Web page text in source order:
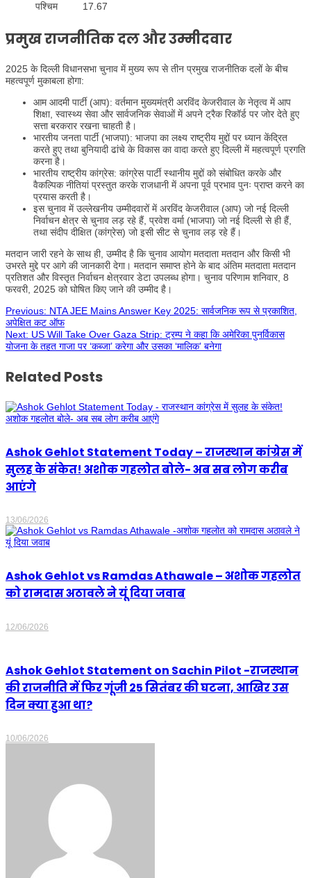
पश्चिम
17.67
प्रमुख राजनीतिक दल और उम्मीदवार
2025 के दिल्ली विधानसभा चुनाव में मुख्य रूप से तीन प्रमुख राजनीतिक दलों के बीच
महत्वपूर्ण मुकाबला होगा:
आम आदमी पार्टी (आप): वर्तमान मुख्यमंत्री अरविंद केजरीवाल के नेतृत्व में आप
शिक्षा, स्वास्थ्य सेवा और सार्वजनिक सेवाओं में अपने ट्रैक रिकॉर्ड पर जोर देते हुए
सत्ता बरकरार रखना चाहती है।
भारतीय जनता पार्टी (भाजपा): भाजपा का लक्ष्य राष्ट्रीय मुद्दों पर ध्यान केंद्रित
करते हुए तथा बुनियादी ढांचे के विकास का वादा करते हुए दिल्ली में महत्वपूर्ण प्रगति
करना है।
भारतीय राष्ट्रीय कांग्रेस: ​​कांग्रेस पार्टी स्थानीय मुद्दों को संबोधित करके और
वैकल्पिक नीतियां प्रस्तुत करके राजधानी में अपना पूर्व प्रभाव पुनः प्राप्त करने का
प्रयास करती है।
इस चुनाव में उल्लेखनीय उम्मीदवारों में अरविंद केजरीवाल (आप) जो नई दिल्ली
निर्वाचन क्षेत्र से चुनाव लड़ रहे हैं, प्रवेश वर्मा (भाजपा) जो नई दिल्ली से ही हैं,
तथा संदीप दीक्षित (कांग्रेस) जो इसी सीट से चुनाव लड़ रहे हैं।
मतदान जारी रहने के साथ ही, उम्मीद है कि चुनाव आयोग मतदाता मतदान और किसी भी
उभरते मुद्दे पर आगे की जानकारी देगा। मतदान समाप्त होने के बाद अंतिम मतदाता मतदान
प्रतिशत और विस्तृत निर्वाचन क्षेत्रवार डेटा उपलब्ध होगा। चुनाव परिणाम शनिवार, 8
फरवरी, 2025 को घोषित किए जाने की उम्मीद है।
Post
navigation
Previous: NTA JEE Mains Answer Key 2025: सार्वजनिक रूप से प्रकाशित,
अपेक्षित कट ऑफ
Next: US Will Take Over Gaza Strip: ट्रम्प ने कहा कि अमेरिका पुनर्विकास
योजना के तहत गाजा पर ‘कब्जा’ करेगा और उसका ‘मालिक’ बनेगा
Related Posts
Ashok Gehlot Statement Today – राजस्थान कांग्रेस में
सुलह के संकेत! अशोक गहलोत बोले- अब सब लोग करीब
आएंगे
13/06/2026
Ashok Gehlot vs Ramdas Athawale – अशोक गहलोत
को रामदास अठावले ने यूं दिया जवाब
12/06/2026
Ashok Gehlot Statement on Sachin Pilot -राजस्थान
की राजनीति में फिर गूंजी 25 सितंबर की घटना, आखिर उस
दिन क्या हुआ था?
10/06/2026